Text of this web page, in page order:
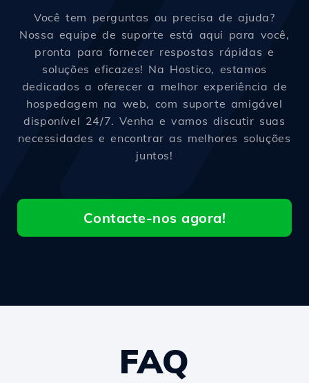
Você tem perguntas ou precisa de ajuda?
Nossa equipe de suporte está aqui para você,
pronta para fornecer respostas rápidas e
soluções eficazes! Na Hostico, estamos
dedicados a oferecer a melhor experiência de
hospedagem na web, com suporte amigável
disponível 24/7. Venha e vamos discutir suas
necessidades e encontrar as melhores soluções
juntos!
Contacte-nos agora!
FAQ